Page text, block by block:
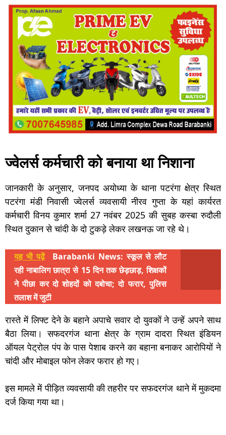
ज्वेलर्स कर्मचारी को बनाया था निशाना
जानकारी के अनुसार, जनपद अयोध्या के थाना पटरंगा क्षेत्र स्थित
पटरंगा मंडी निवासी ज्वेलर्स व्यवसायी नीरव गुप्ता के यहां कार्यरत
कर्मचारी विनय कुमार शर्मा 27 नवंबर 2025 की सुबह कस्बा रुदौली
स्थित दुकान से चांदी के दो टुकड़े लेकर लखनऊ जा रहे थे।
यह भी पढ़ें
Barabanki News: स्कूल से लौट
रही नाबालिग छात्रा से 15 दिन तक छेड़छाड़, शिक्षकों
ने पीछा कर दो शोहदों को दबोचा; दो फरार, पुलिस
तलाश में जुटी
रास्ते में लिफ्ट देने के बहाने अपाचे सवार दो युवकों ने उन्हें अपने साथ
बैठा लिया। सफदरगंज थाना क्षेत्र के ग्राम दादरा स्थित इंडियन
ऑयल पेट्रोल पंप के पास पेशाब करने का बहाना बनाकर आरोपियों ने
चांदी और मोबाइल फोन लेकर फरार हो गए।
इस मामले में पीड़ित व्यवसायी की तहरीर पर सफदरगंज थाने में मुकदमा
दर्ज किया गया था।